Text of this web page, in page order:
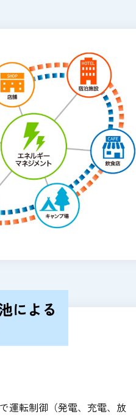
による
運転制御（発電、充電、放